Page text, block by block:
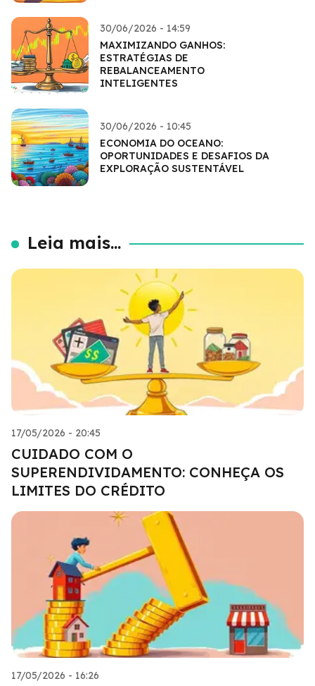
30/06/2026 - 14:59
MAXIMIZANDO GANHOS:
ESTRATÉGIAS DE
REBALANCEAMENTO
INTELIGENTES
30/06/2026 - 10:45
ECONOMIA DO OCEANO:
OPORTUNIDADES E DESAFIOS DA
EXPLORAÇÃO SUSTENTÁVEL
Leia mais...
17/05/2026 - 20:45
CUIDADO COM O
SUPERENDIVIDAMENTO: CONHEÇA OS
LIMITES DO CRÉDITO
17/05/2026 - 16:26